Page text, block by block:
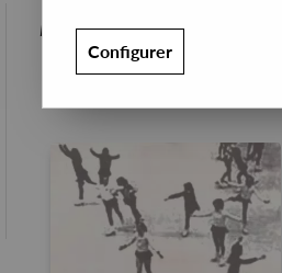
PRESALES EXCLUSIVES
Configurer